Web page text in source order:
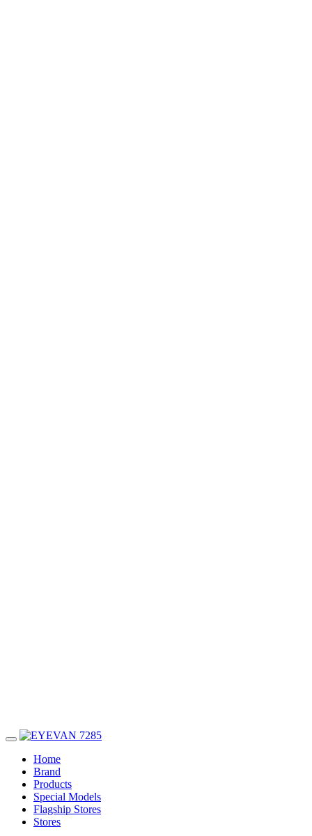
Home
Brand
Products
Special Models
Flagship Stores
Stores